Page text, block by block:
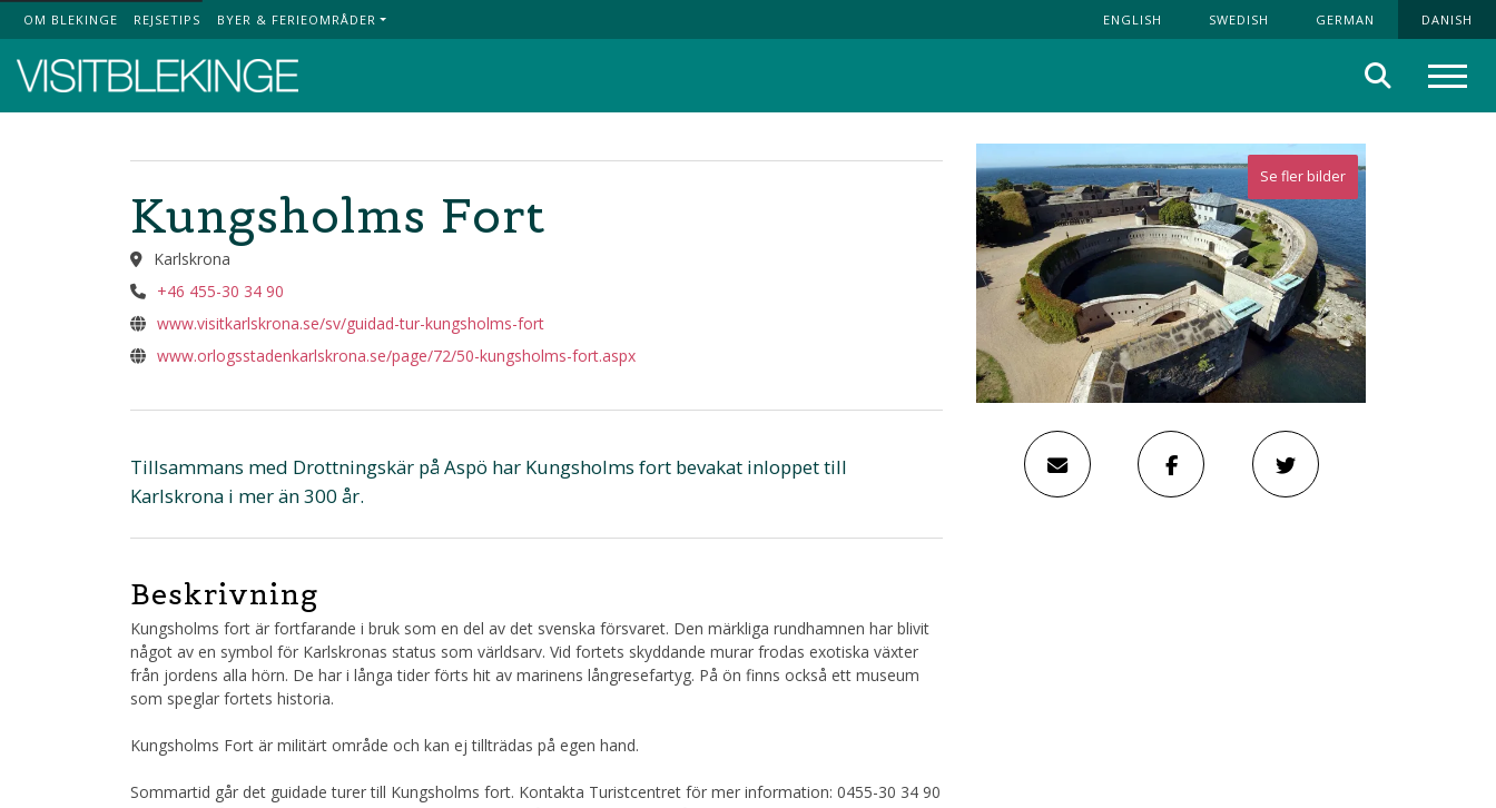
Top Menu
OM BLEKINGE REJSETIPS BYER & FERIEOMRÅDER ENGLISH SWEDISH GERMAN DANISH
Søg
Se fler bilder
Kungsholms Fort
Karlskrona
+46 455-30 34 90
www.visitkarlskrona.se/sv/guidad-tur-kungsholms-fort
www.orlogsstadenkarlskrona.se/page/72/50-kungsholms-fort.aspx
Tillsammans med Drottningskär på Aspö har Kungsholms fort bevakat inloppet till
Karlskrona i mer än 300 år.
Beskrivning
Kungsholms fort är fortfarande i bruk som en del av det svenska försvaret. Den märkliga rundhamnen har blivit
något av en symbol för Karlskronas status som världsarv. Vid fortets skyddande murar frodas exotiska växter
från jordens alla hörn. De har i långa tider förts hit av marinens långresefartyg. På ön finns också ett museum
som speglar fortets historia.
Kungsholms Fort är militärt område och kan ej tillträdas på egen hand.
Sommartid går det guidade turer till Kungsholms fort. Kontakta Turistcentret för mer information: 0455-30 34 90